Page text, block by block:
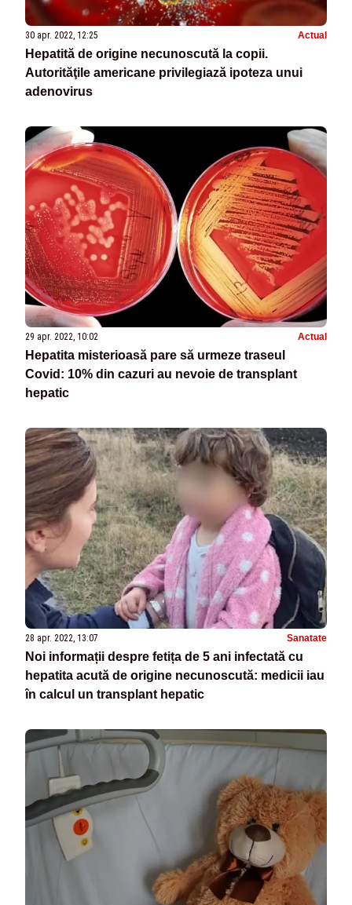
30 apr. 2022, 12:25 Actual
Hepatită de origine necunoscută la copii.
Autorităţile americane privilegiază ipoteza unui
adenovirus
29 apr. 2022, 10:02 Actual
Hepatita misterioasă pare să urmeze traseul
Covid: 10% din cazuri au nevoie de transplant
hepatic
28 apr. 2022, 13:07 Sanatate
Noi informații despre fetița de 5 ani infectată cu
hepatita acută de origine necunoscută: medicii iau
în calcul un transplant hepatic